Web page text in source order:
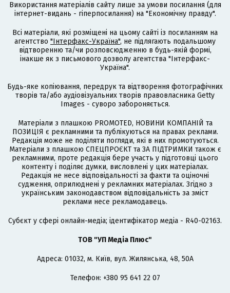
Використання матеріалів сайту лише за умови посилання (для
інтернет-видань - гіперпосилання) на "Економічну правду".
Всі матеріали, які розміщені на цьому сайті із посиланням на
агентство "Інтерфакс-Україна", не підлягають подальшому
відтворенню та/чи розповсюдженню в будь-якій формі,
інакше як з письмового дозволу агентства "Інтерфакс-
Україна".
Будь-яке копіювання, передрук та відтворення фотографічних
творів та/або аудіовізуальних творів правовласника Getty
Images - суворо забороняється.
Матеріали з плашкою PROMOTED, НОВИНИ КОМПАНІЙ та
ПОЗИЦІЯ є рекламними та публікуються на правах реклами.
Редакція може не поділяти погляди, які в них промотуються.
Матеріали з плашкою СПЕЦПРОЄКТ та ЗА ПІДТРИМКИ також є
рекламними, проте редакція бере участь у підготовці цього
контенту і поділяє думки, висловлені у цих матеріалах.
Редакція не несе відповідальності за факти та оціночні
судження, оприлюднені у рекламних матеріалах. Згідно з
українським законодавством відповідальність за зміст
реклами несе рекламодавець.
Cубєкт у сфері онлайн-медіа; ідентифікатор медіа - R40-02163.
ТОВ "УП Медіа Плюс"
Адреса: 01032, м. Київ, вул. Жилянська, 48, 50А
Телефон: +380 95 641 22 07